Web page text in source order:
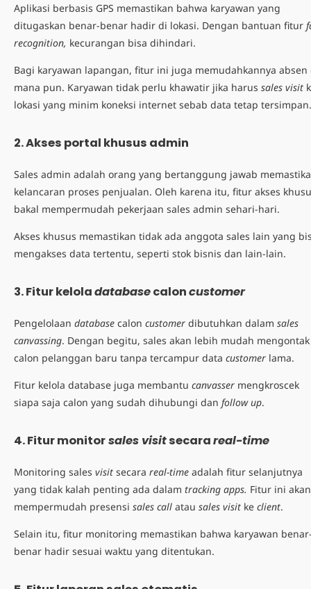
Aplikasi berbasis GPS memastikan bahwa karyawan yang
ditugaskan benar-benar hadir di lokasi. Dengan bantuan fitur
recognition, kecurangan bisa dihindari.
Bagi karyawan lapangan, fitur ini juga memudahkannya absen
mana pun. Karyawan tidak perlu khawatir jika harus sales visit
lokasi yang minim koneksi internet sebab data tetap tersimpan.
2. Akses portal khusus admin
Sales admin adalah orang yang bertanggung jawab
kelancaran proses penjualan. Oleh karena itu, fitur akses
bakal mempermudah pekerjaan sales admin sehari-hari.
Akses khusus memastikan tidak ada anggota sales lain yang
mengakses data tertentu, seperti stok bisnis dan lain-lain.
3. Fitur keloladatabasecaloncustomer
Pengelolaan database calon customer dibutuhkan dalam sales
canvassing. Dengan begitu, sales akan lebih mudah mengontak
calon pelanggan baru tanpa tercampur data customer lama.
Fitur kelola database juga membantu canvasser mengkroscek
siapa saja calon yang sudah dihubungi dan follow up.
4. Fitur monitorsales visitsecarareal-time
Monitoring sales visit secara real-time adalah fitur selanjutnya
yang tidak kalah penting ada dalam tracking apps. Fitur ini akan
mempermudah presensi sales call atau sales visit ke client.
Selain itu, fitur monitoring memastikan bahwa karyawan
benar hadir sesuai waktu yang ditentukan.